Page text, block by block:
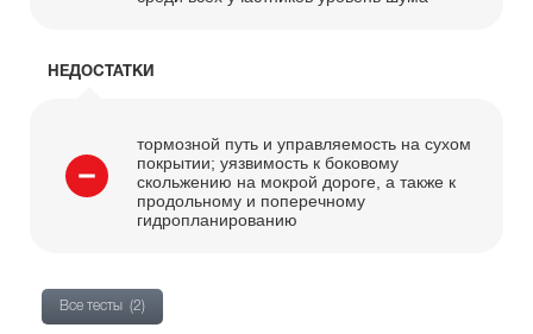
НЕДОСТАТКИ
тормозной путь и управляемость на сухом
покрытии; уязвимость к боковому
скольжению на мокрой дороге, а также к
продольному и поперечному
гидропланированию
Все тесты (2)